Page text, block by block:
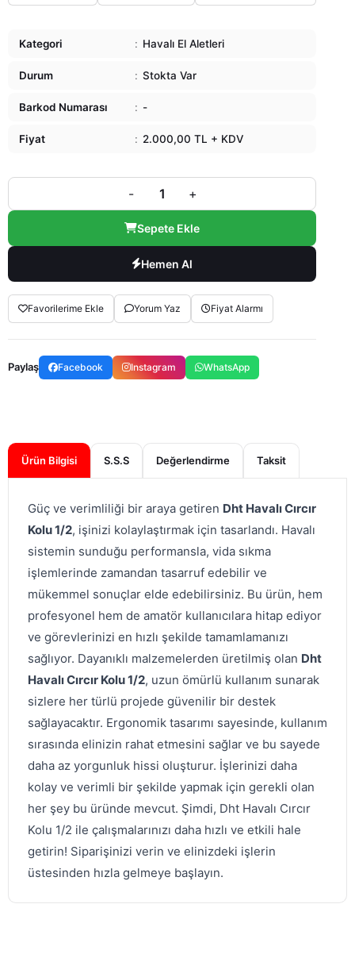
Kategori : Havalı El Aletleri
Durum : Stokta Var
Barkod Numarası : -
Fiyat : 2.000,00 TL + KDV
- +
Sepete Ekle
Hemen Al
Favorilerime Ekle Yorum Yaz Fiyat Alarmı
Paylaş Facebook Instagram WhatsApp
Ürün Bilgisi S.S.S Değerlendirme
Güç ve verimliliği bir araya getiren Dht Havalı Cırcır
Kolu 1/2, işinizi kolaylaştırmak için tasarlandı. Havalı
sistemin sunduğu performansla, vida sıkma
işlemlerinde zamandan tasarruf edebilir ve
mükemmel sonuçlar elde edebilirsiniz. Bu ürün, hem
profesyonel hem de amatör kullanıcılara hitap ediyor
ve görevlerinizi en hızlı şekilde tamamlamanızı
sağlıyor. Dayanıklı malzemelerden üretilmiş olan Dht
Havalı Cırcır Kolu 1/2, uzun ömürlü kullanım sunarak
sizlere her türlü projede güvenilir bir destek
sağlayacaktır. Ergonomik tasarımı sayesinde, kullanım
sırasında elinizin rahat etmesini sağlar ve bu sayede
daha az yorgunluk hissi oluşturur. İşlerinizi daha
kolay ve verimli bir şekilde yapmak için gerekli olan
her şey bu üründe mevcut. Şimdi, Dht Havalı Cırcır
Kolu 1/2 ile çalışmalarınızı daha hızlı ve etkili hale
getirin! Siparişinizi verin ve elinizdeki işlerin
üstesinden hızla gelmeye başlayın.